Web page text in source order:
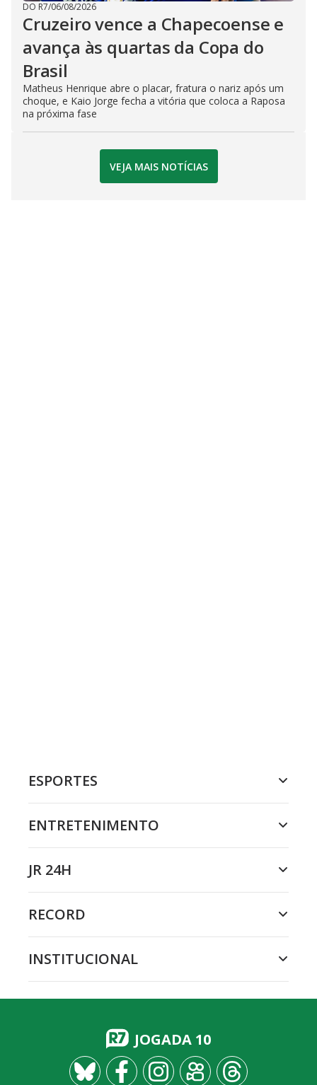
DO R7/06/08/2026
Cruzeiro vence a Chapecoense e
avança às quartas da Copa do
Brasil
Matheus Henrique abre o placar, fratura o nariz após um
choque, e Kaio Jorge fecha a vitória que coloca a Raposa
na próxima fase
VEJA MAIS NOTÍCIAS
ESPORTES
ENTRETENIMENTO
JR 24H
RECORD
INSTITUCIONAL
JOGADA 10